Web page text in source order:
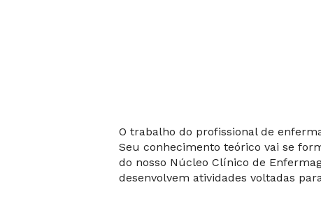
O trabalho do profissional de
Seu conhecimento teórico vai se
do nosso Núcleo Clínico de
desenvolvem atividades voltadas